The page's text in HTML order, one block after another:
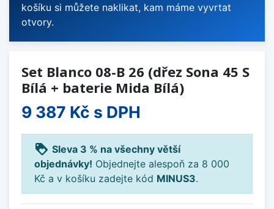
košíku si můžete naklikat, kam máme vyvrtat
otvory.
Set Blanco 08-B 26 (dřez Sona 45 S
Bílá + baterie Mida Bílá)
9 387 Kč s DPH
loyalty Sleva 3 % na všechny větší
objednávky! Objednejte alespoň za 8 000
Kč a v košíku zadejte kód MINUS3.